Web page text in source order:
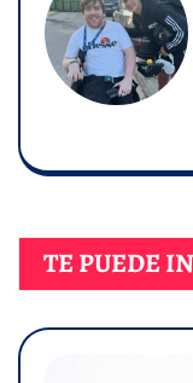
TE PUEDE